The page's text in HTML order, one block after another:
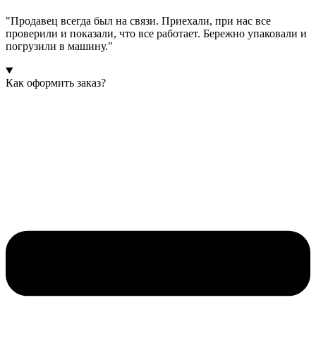
"Продавец всегда был на связи. Приехали, при нас все
проверили и показали, что все работает. Бережно упаковали и
погрузили в машину."
Как оформить заказ?